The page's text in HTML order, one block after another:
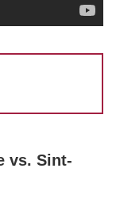
vs. Sint-